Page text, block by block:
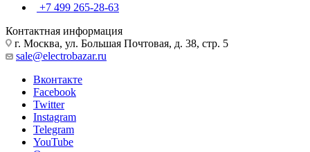
+7 499 265-28-63
Контактная информация
г. Москва, ул. Большая Почтовая, д. 38, стр. 5
sale@electrobazar.ru
Вконтакте
Facebook
Twitter
Instagram
Telegram
YouTube